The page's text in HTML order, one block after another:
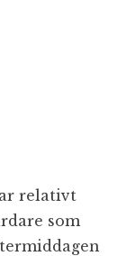
relativt
som